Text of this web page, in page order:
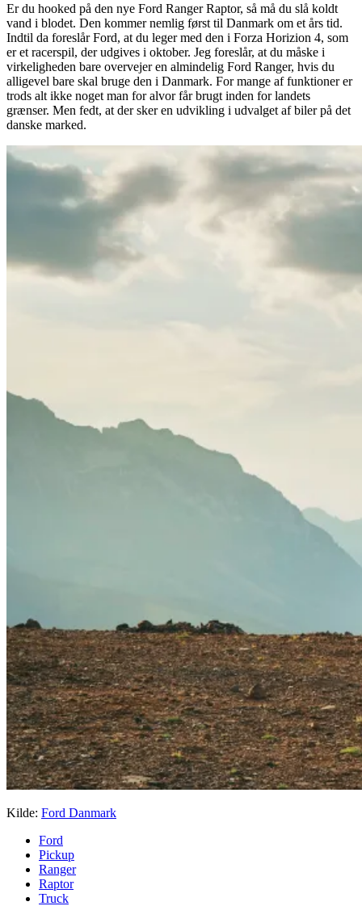
Er du hooked på den nye Ford Ranger Raptor, så må du slå koldt
vand i blodet. Den kommer nemlig først til Danmark om et års tid.
Indtil da foreslår Ford, at du leger med den i Forza Horizion 4, som
er et racerspil, der udgives i oktober. Jeg foreslår, at du måske i
virkeligheden bare overvejer en almindelig Ford Ranger, hvis du
alligevel bare skal bruge den i Danmark. For mange af funktioner er
trods alt ikke noget man for alvor får brugt inden for landets
grænser. Men fedt, at der sker en udvikling i udvalget af biler på det
danske marked.
Kilde: Ford Danmark
Ford
Pickup
Ranger
Raptor
Truck